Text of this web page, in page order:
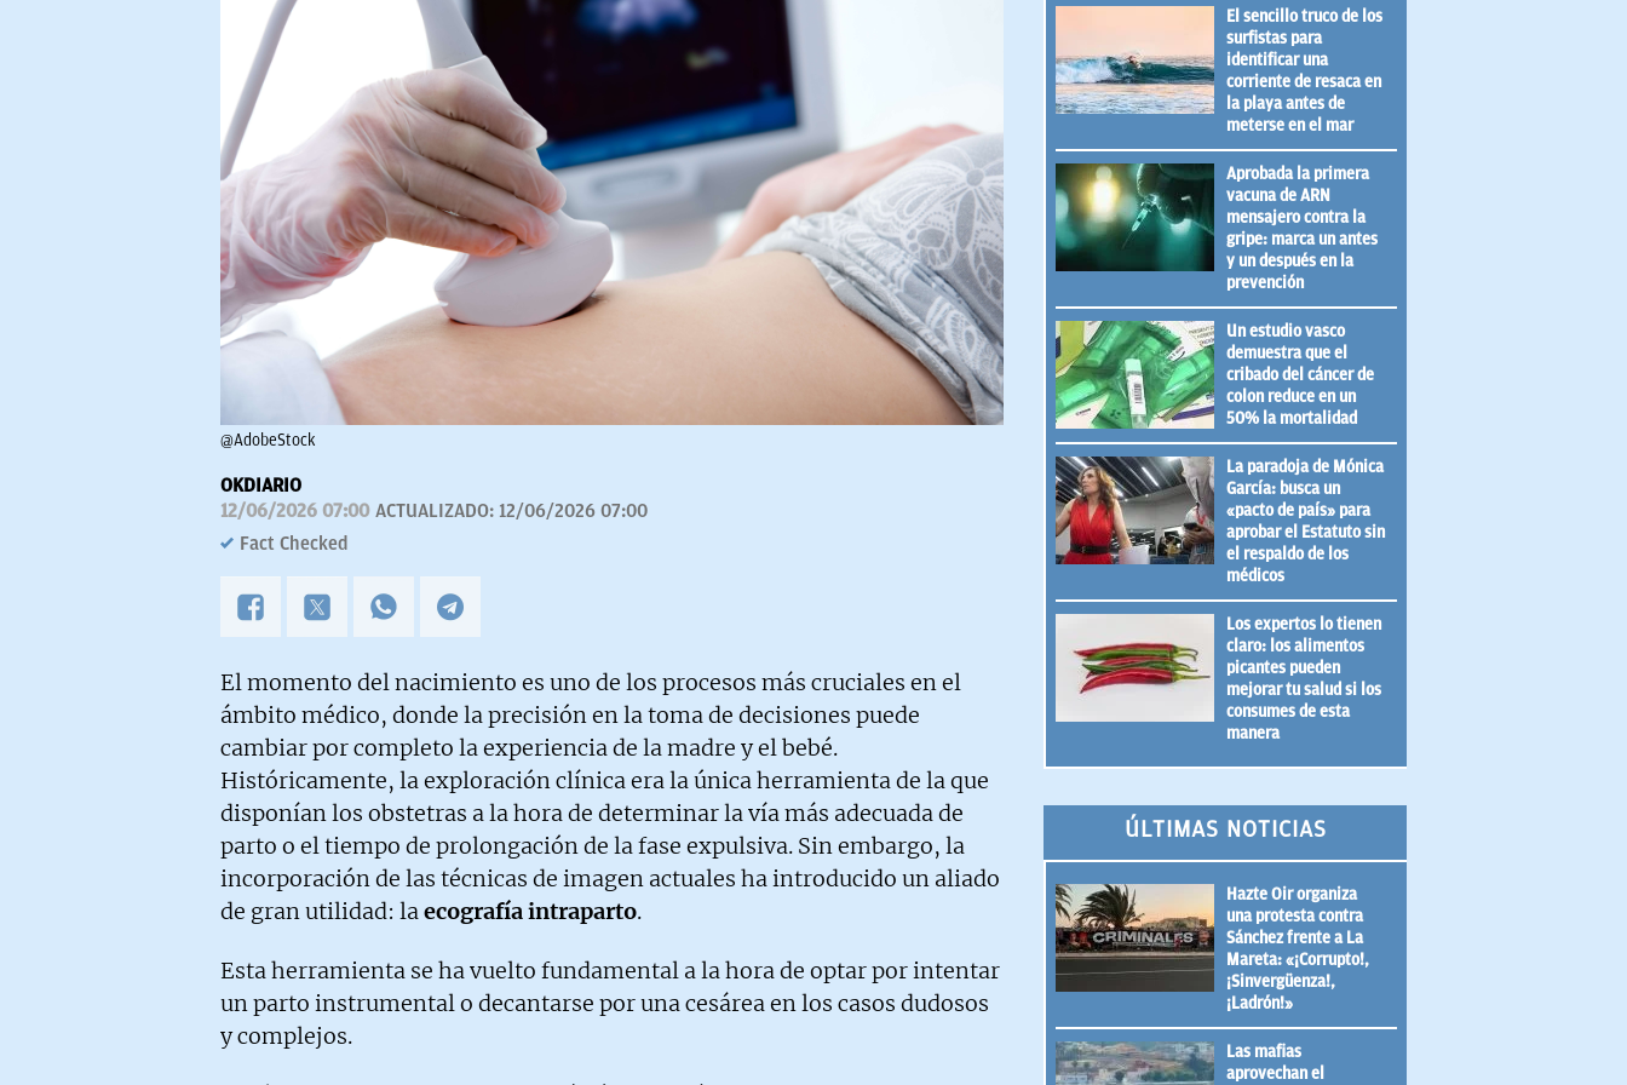
@AdobeStock
OKDIARIO
12/06/2026 07:00 ACTUALIZADO: 12/06/2026 07:00
Fact Checked
El momento del nacimiento es uno de los procesos más cruciales en el
ámbito médico, donde la precisión en la toma de decisiones puede
cambiar por completo la experiencia de la madre y el bebé.
Históricamente, la exploración clínica era la única herramienta de la que
disponían los obstetras a la hora de determinar la vía más adecuada de
parto o el tiempo de prolongación de la fase expulsiva. Sin embargo, la
incorporación de las técnicas de imagen actuales ha introducido un aliado
de gran utilidad: laecografía intraparto.
Esta herramienta se ha vuelto fundamental a la hora de optar por intentar
un parto instrumental o decantarse por una cesárea en los casos dudosos
y complejos.
El sencillo truco de los
surfistas para
identificar una
corriente de resaca en
la playa antes de
meterse en el mar
Aprobada la primera
vacuna de ARN
mensajero contra la
gripe: marca un antes
y un después en la
prevención
Un estudio vasco
demuestra que el
cribado del cáncer de
colon reduce en un
50% la mortalidad
La paradoja de Mónica
García: busca un
«pacto de país» para
aprobar el Estatuto sin
el respaldo de los
médicos
Los expertos lo tienen
claro: los alimentos
picantes pueden
mejorar tu salud si los
consumes de esta
manera
ÚLTIMAS NOTICIAS
Hazte Oir organiza
una protesta contra
Sánchez frente a La
Mareta: «¡Corrupto!,
¡Sinvergüenza!,
¡Ladrón!»
Las mafias
aprovechan el